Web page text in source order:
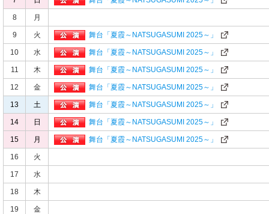
8 月
9 火 舞台「夏霞～NATSUGASUMI 2025～」
10 水 舞台「夏霞～NATSUGASUMI 2025～」
11 木 舞台「夏霞～NATSUGASUMI 2025～」
12 金 舞台「夏霞～NATSUGASUMI 2025～」
13 土 舞台「夏霞～NATSUGASUMI 2025～」
14 日 舞台「夏霞～NATSUGASUMI 2025～」
15 月 舞台「夏霞～NATSUGASUMI 2025～」
16 火
17 水
18 木
19 金